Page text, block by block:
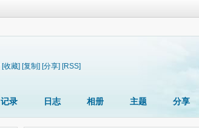
[收藏] [复制] [分享] [RSS]
记录 日志 相册 主题 分享